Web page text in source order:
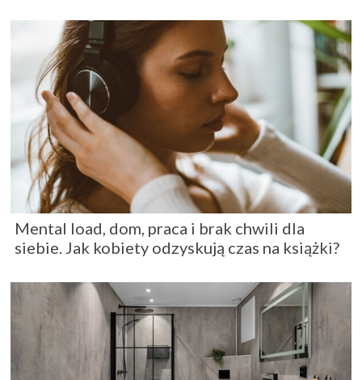
Mental load, dom, praca i brak chwili dla
siebie. Jak kobiety odzyskują czas na książki?